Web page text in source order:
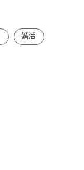
婚活